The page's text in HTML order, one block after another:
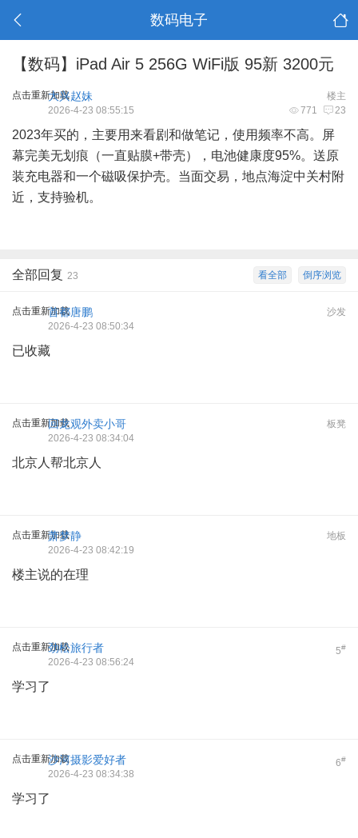
数码电子
【数码】iPad Air 5 256G WiFi版 95新 3200元
点击重新加载 楼主
大兴赵妹
771 23
2026-4-23 08:55:15
2023年买的，主要用来看剧和做笔记，使用频率不高。屏
幕完美无划痕（一直贴膜+带壳），电池健康度95%。送原
装充电器和一个磁吸保护壳。当面交易，地点海淀中关村附
近，支持验机。
倒序浏览
看全部
全部回复 23
点击重新加载 沙发
首都唐鹏
2026-4-23 08:50:34
已收藏
点击重新加载 板凳
回龙观外卖小哥
2026-4-23 08:34:04
北京人帮北京人
点击重新加载 地板
萧梦静
2026-4-23 08:42:19
楼主说的在理
点击重新加载 5#
劲松旅行者
2026-4-23 08:56:24
学习了
点击重新加载 6#
沙河摄影爱好者
2026-4-23 08:34:38
学习了